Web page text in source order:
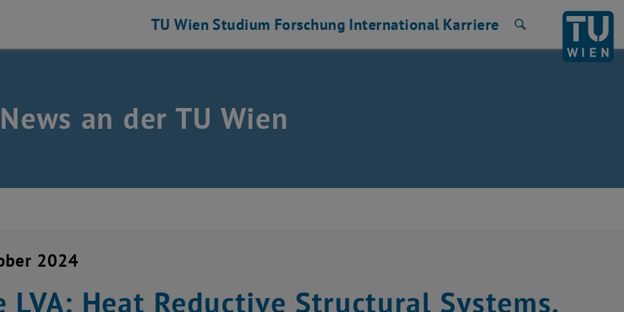
TU Wien Studium Forschung International Karriere
an der TU Wien
2024
LVA: Heat Reductive Structural Systems.